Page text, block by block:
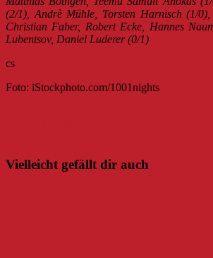
(2/1), Andrè Mühle, Torsten Harnisch (1/
Christian Faber, Robert Ecke, Hannes
Lubentsov, Daniel Luderer (0/1)
cs
Foto: iStockphoto.com/1001nights
Vielleicht gefällt dir auch